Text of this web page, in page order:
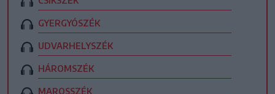
GYERGYÓSZÉK
UDVARHELYSZÉK
HÁROMSZÉK
MAROSSZÉK